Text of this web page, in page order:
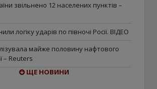
звільнено 12 населених пунктів –
логіку ударів по півночі Росії. ВІДЕО
майже половину нафтового
– Reuters
ЩЕ НОВИНИ